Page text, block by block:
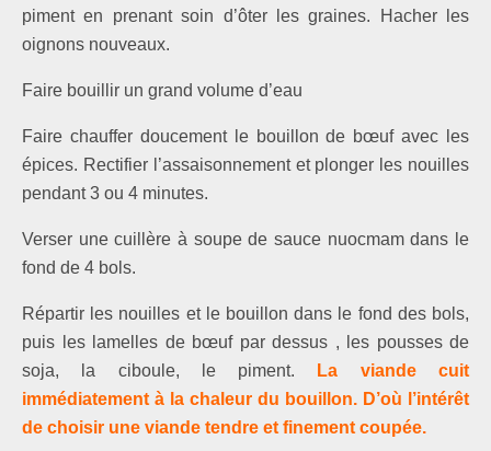
piment en prenant soin d’ôter les graines. Hacher les
oignons nouveaux.
Faire bouillir un grand volume d’eau
Faire chauffer doucement le bouillon de bœuf avec les
épices. Rectifier l’assaisonnement et plonger les nouilles
pendant 3 ou 4 minutes.
Verser une cuillère à soupe de sauce nuocmam dans le
fond de 4 bols.
Répartir les nouilles et le bouillon dans le fond des bols,
puis
les lamelles de bœuf par dessus , les pousses de
soja, la ciboule, le piment.
La viande cuit
immédiatement à la chaleur du bouillon. D’où l’intérêt
de choisir une viande tendre et finement coupée.